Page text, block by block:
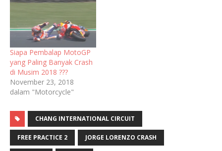
Siapa Pembalap MotoGP
yang Paling Banyak Crash
di Musim 2018 ???
November 23, 2018
dalam "Motorcycle"
CHANG INTERNATIONAL CIRCUIT
FREE PRACTICE 2 JORGE LORENZO CRASH